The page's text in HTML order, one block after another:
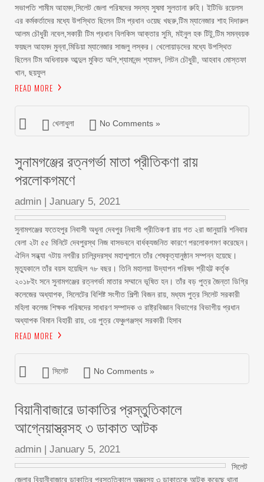
সভাপতি শামীম আহমদ,সিলেট জেলা পরিষদের সদস্য সুষমা সুলতানা রুহি। ইটিভি রয়েলস
এর কর্মকর্তাদের মধ্যে উপস্থিত ছিলেন টিম প্রধান ওয়েছ খছরু,টিম ম্যানেজার শাহ দিদারুল
আলম চৌধুরী নবেল,সকারী টিম প্রধান বিলকিস আক্তার সুমি, মইনুল হক টিটু,টিম সমন্বয়ক
ফয়ছল আহমদ মুন্না,মিডিয়া ম্যানেজার সাজলু লস্কর। খেলোয়াড়দের মধ্যে উপস্থিত
ছিলেন টিম অধিনায়ক আব্দুল মুকিত অপি,শ্যামানন্দ শ্যামল, লিটন চৌধুরী, আহবাব মোস্তফা
খান, ছয়ফুল
READ MORE
খেলাধুলা No Comments »
সুনামগঞ্জের রত্নগর্ভা মাতা প্রীতিকণা রায়
পরলোকগমণে
admin | January 5, 2021
সুনামগঞ্জের ফতেহপুর নিবাসী অধুনা দেবপুর নিবাসী প্রীতিকণা রায় গত ২রা জানুয়ারি শনিবার
বেলা ২টা ৫৫ মিনিটে দেবপুরস্থ নিজ বাসভবনে বার্ধক্যজনিত কারণে পরলোকগমণ করেছেন।
ঐদিন সন্ধ্যা ৭টায় নগরীর চালিবন্দরস্থ মহাশ্মশানে তাঁর শেষকৃত্যানুষ্ঠান সম্পন্ন হয়েছে।
মৃত্যুকালে তাঁর বয়স হয়েছিল ৭৮ বছর। তিনি মহালয়া উদ্যাপন পরিষদ শ্রীহট্ট কর্তৃক
২০১৮ইং সনে সুনামগঞ্জের রত্নগর্ভা মাতার সম্মানে ভূষিত হন। তাঁর বড় পুত্র জৈন্তা ডিগ্রি
কলেজের অধ্যাপক, সিলেটের বিশিষ্ট সংগীত শিল্পী বিজন রায়, মধ্যম পুত্র সিলেট সরকারী
মহিলা কলেজ শিক্ষক পরিষদের সাধারণ সম্পাদক ও রাষ্ট্রবিজ্ঞান বিভাগের বিভাগীয় প্রধান
অধ্যাপক বিমান বিহারী রায়, ৩য় পুত্র ফেঞ্চুগঞ্জস্থ সরকারী হিসাব
READ MORE
সিলেট No Comments »
বিয়ানীবাজারে ডাকাতির প্রস্তুতিকালে
আগ্নেয়াস্ত্রসহ ৩ ডাকাত আটক
admin | January 5, 2021
সিলেট
জেলার বিয়ানীবাজারে ডাকাতির প্রস্তুতিকালে অস্ত্রসহ ৩ ডাকাতকে আটক করেছে থানা